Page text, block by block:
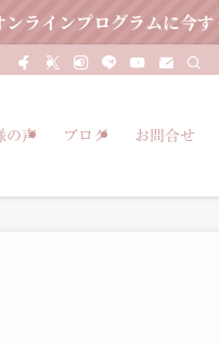
今すぐご登録ください！
の声 ブログ お問合せ